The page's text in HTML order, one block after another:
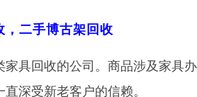
，二手博古架回收
具回收的公司。商品涉及家
深受新老客户的信赖。